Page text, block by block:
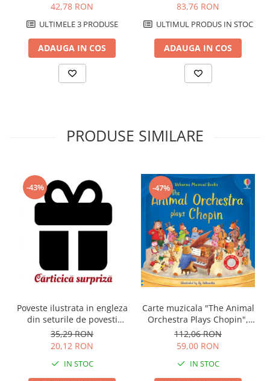
42,78 RON
ULTIMELE 3 PRODUSE
ADAUGA IN COS
83,76 RON
ULTIMUL PRODUS IN STOC
ADAUGA IN COS
PRODUSE SIMILARE
-43%
Poveste ilustrata in engleza
din seturile de povesti
Usborne
35,29 RON
20,12 RON
IN STOC
-47%
Carte muzicala "The Animal
Orchestra Plays Chopin",
cartonata, Usborne
112,06 RON
59,00 RON
IN STOC